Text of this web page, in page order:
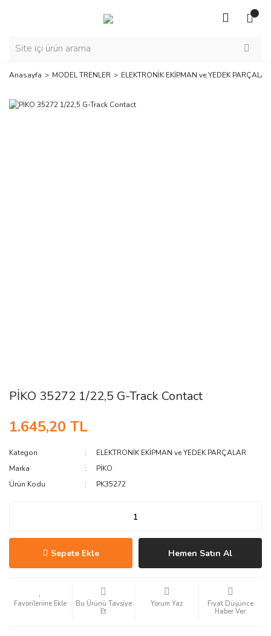
Anasayfa MODEL TRENLER ELEKTRONİK EKİPMAN ve YEDEK PARÇALAR
PİKO 35272 1/22,5 G-Track Contact
1.645,20 TL
Kategori
ELEKTRONİK EKİPMAN ve YEDEK PARÇALAR
Marka
PİKO
Ürün Kodu
PK35272
Sepete Ekle Hemen Satın Al
Bu Ürünü Tavsiye
Et
Yorum Yaz
Fiyat Düşünce
Haber Ver